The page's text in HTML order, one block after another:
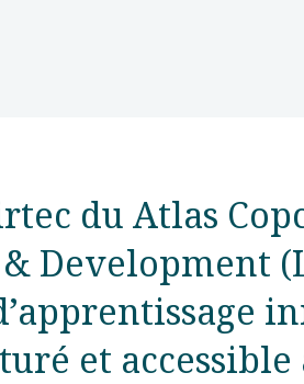
du Atlas
Development
et accessible